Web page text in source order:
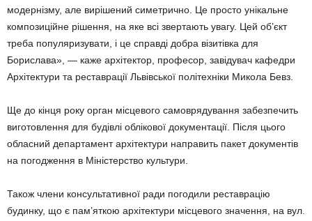
модернізму, але вирішений симетрично. Це просто унікальне
композиційне рішення, на яке всі звертають увагу. Цей об’єкт
треба популяризувати, і це справді добра візитівка для
Борислава», — каже архітектор, професор, завідувач кафедри
Архітектури та реставрації Львівської політехніки Микола Бевз.
Ще до кінця року орган місцевого самоврядування забезпечить
виготовлення для будівлі облікової документації. Після цього
обласний департамент архітектури направить пакет документів
на погодження в Міністерство культури.
Також члени консультативної ради погодили реставрацію
будинку, що є пам’яткою архітектури місцевого значення, на вул.